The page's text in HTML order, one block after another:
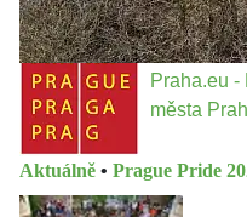
Praha.eu -
města
Aktuálně • Prague Pride